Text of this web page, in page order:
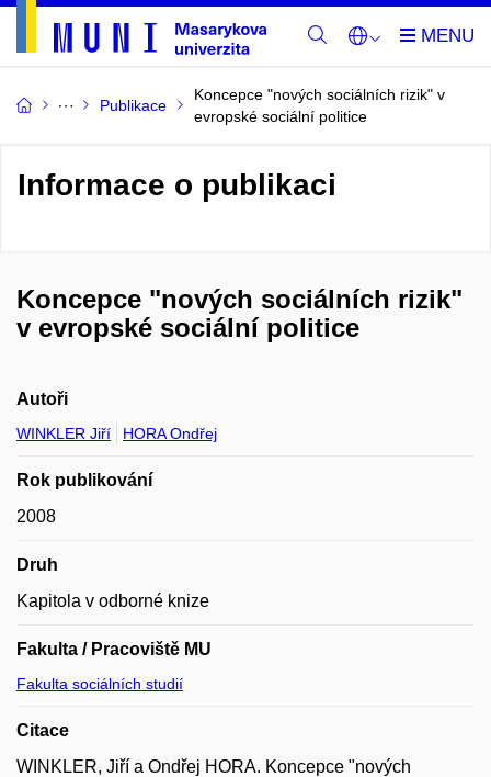
Publikace
Koncepce "nových sociálních rizik" v
evropské sociální politice
Informace o publikaci
Koncepce "nových sociálních rizik"
v evropské sociální politice
Autoři
WINKLER Jiří HORA Ondřej
Rok publikování
2008
Druh
Kapitola v odborné knize
Fakulta / Pracoviště MU
Fakulta sociálních studií
Citace
WINKLER, Jiří a Ondřej HORA. Koncepce "nových